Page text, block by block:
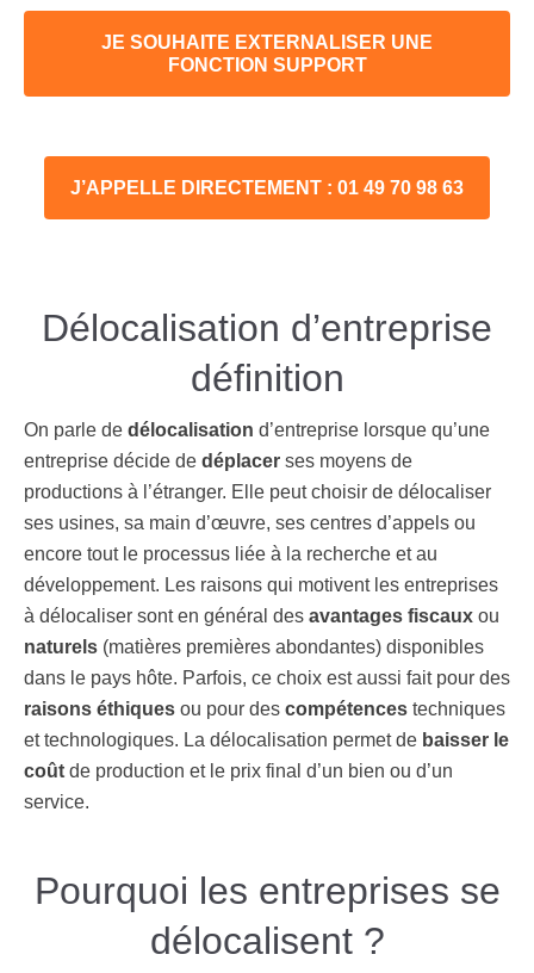
JE SOUHAITE EXTERNALISER UNE
FONCTION SUPPORT
J’APPELLE DIRECTEMENT : 01 49 70 98 63
Délocalisation d’entreprise
définition
On parle de délocalisation d’entreprise lorsque qu’une
entreprise décide de déplacer ses moyens de
productions à l’étranger. Elle peut choisir de délocaliser
ses usines, sa main d’œuvre, ses centres d’appels ou
encore tout le processus liée à la recherche et au
développement. Les raisons qui motivent les entreprises
à délocaliser sont en général des avantages fiscaux ou
naturels (matières premières abondantes) disponibles
dans le pays hôte. Parfois, ce choix est aussi fait pour des
raisons éthiques ou pour des compétences techniques
et technologiques. La délocalisation permet de baisser le
coût de production et le prix final d’un bien ou d’un
service.
Pourquoi les entreprises se
délocalisent ?